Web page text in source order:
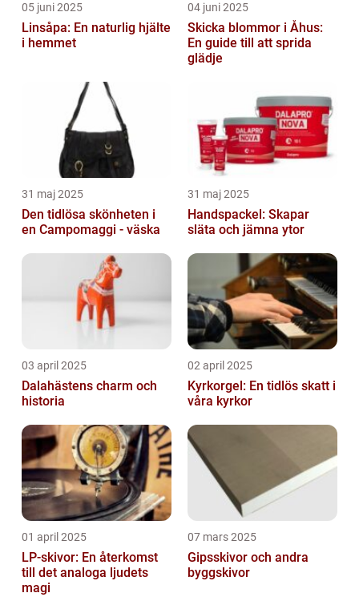
05 juni 2025
Linsåpa: En naturlig hjälte
i hemmet
04 juni 2025
Skicka blommor i Åhus:
En guide till att sprida
glädje
31 maj 2025
Den tidlösa skönheten i
en Campomaggi - väska
31 maj 2025
Handspackel: Skapar
släta och jämna ytor
03 april 2025
Dalahästens charm och
historia
02 april 2025
Kyrkorgel: En tidlös skatt i
våra kyrkor
01 april 2025
LP-skivor: En återkomst
till det analoga ljudets
magi
07 mars 2025
Gipsskivor och andra
byggskivor